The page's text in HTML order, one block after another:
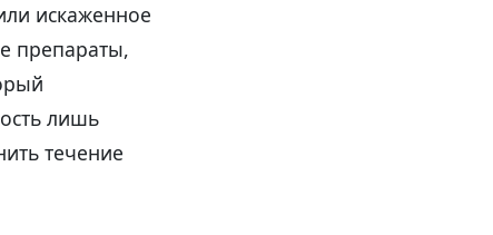
искаженное
препараты,
лишь
течение